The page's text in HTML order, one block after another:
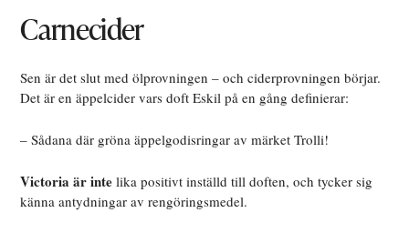
Carnecider
Sen är det slut med ölprovningen – och ciderprovningen börjar.
Det är en äppelcider vars doft Eskil på en gång definierar:
– Sådana där gröna äppelgodisringar av märket Trolli!
Victoria är inte lika positivt inställd till doften, och tycker sig
känna antydningar av rengöringsmedel.